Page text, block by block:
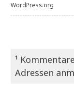
WordPress.org
¹
Adressen